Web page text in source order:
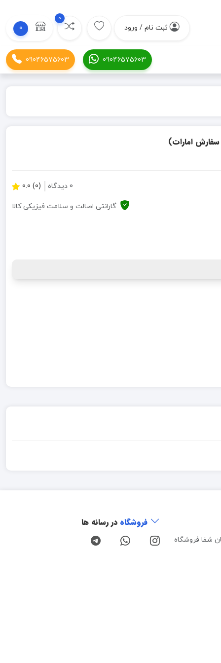
ثبت نام / ورود
0
0
09046575603
09046575603
0 دیدگاه (0) 0.0
گارانتی اصالت و سلامت فیزیکی کالا
شفا فروشگاه
فروشگاه در رسانه ها